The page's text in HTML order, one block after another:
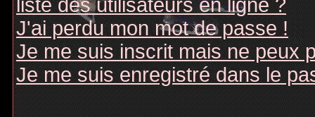
liste des utilisateurs en ligne ?
J'ai perdu mon mot de passe !
Je me suis inscrit mais ne peux
Je me suis enregistré dans le